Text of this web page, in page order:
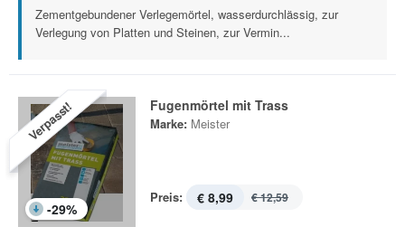
Zementgebundener Verlegemörtel, wasserdurchlässig, zur
Verlegung von Platten und Steinen, zur Vermin...
Verpasst!
-29%
Fugenmörtel mit Trass
Marke: Meister
Preis: € 8,99 € 12,59